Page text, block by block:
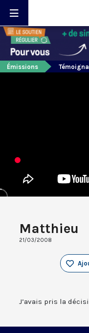
Émissions
Matthieu
21/03/2008
J’avais pris la